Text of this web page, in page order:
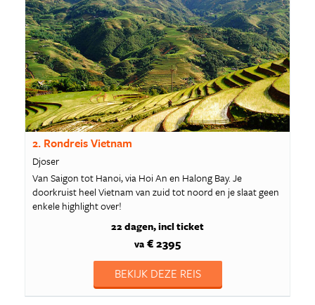
2. Rondreis Vietnam
Djoser
Van Saigon tot Hanoi, via Hoi An en Halong Bay. Je
doorkruist heel Vietnam van zuid tot noord en je slaat geen
enkele highlight over!
22 dagen incl ticket
va € 2395
BEKIJK DEZE REIS